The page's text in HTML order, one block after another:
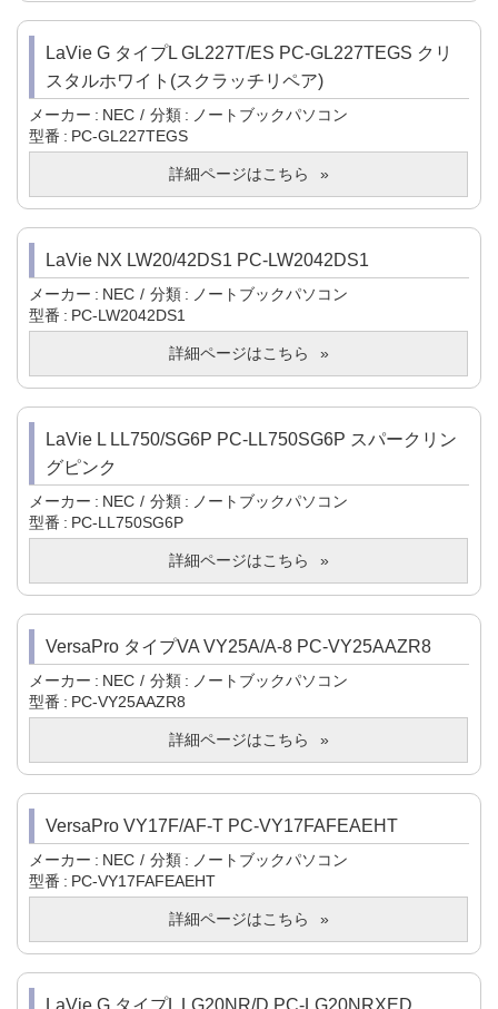
LaVie G タイプL GL227T/ES PC-GL227TEGS クリ
スタルホワイト(スクラッチリペア)
メーカー NEC 分類
ノートブックパソコン
型番
PC-GL227TEGS
詳細ページはこちら
LaVie NX LW20/42DS1 PC-LW2042DS1
メーカー NEC 分類
ノートブックパソコン
型番
PC-LW2042DS1
詳細ページはこちら
LaVie L LL750/SG6P PC-LL750SG6P スパークリン
グピンク
メーカー NEC 分類
ノートブックパソコン
型番
PC-LL750SG6P
詳細ページはこちら
VersaPro タイプVA VY25A/A-8 PC-VY25AAZR8
メーカー NEC 分類
ノートブックパソコン
型番
PC-VY25AAZR8
詳細ページはこちら
VersaPro VY17F/AF-T PC-VY17FAFEAEHT
メーカー NEC 分類
ノートブックパソコン
型番
PC-VY17FAFEAEHT
詳細ページはこちら
LaVie G タイプL LG20NR/D PC-LG20NRXED